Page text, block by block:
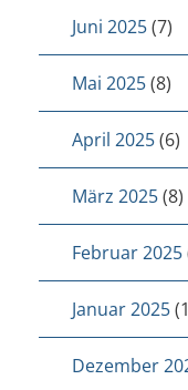
Juni 2025(7)
Mai 2025(8)
April 2025(6)
März 2025(8)
Februar 2025
Januar 2025
Dezember